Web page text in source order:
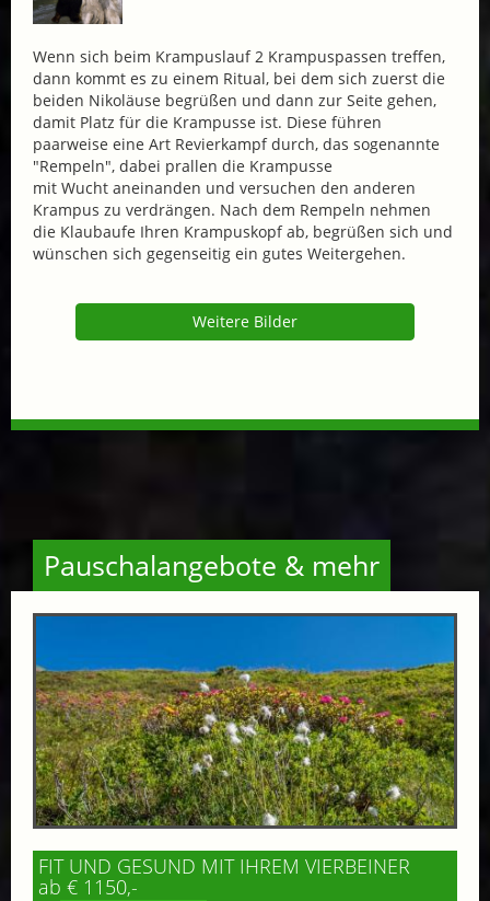
Wenn sich beim Krampuslauf 2 Krampuspassen treffen,
dann kommt es zu einem Ritual, bei dem sich zuerst die
beiden Nikoläuse begrüßen und dann zur Seite gehen,
damit Platz für die Krampusse ist. Diese führen
paarweise eine Art Revierkampf durch, das sogenannte
"Rempeln", dabei prallen die Krampusse
mit Wucht aneinanden und versuchen den anderen
Krampus zu verdrängen. Nach dem Rempeln nehmen
die Klaubaufe Ihren Krampuskopf ab, begrüßen sich und
wünschen sich gegenseitig ein gutes Weitergehen.
Weitere Bilder
Pauschalangebote & mehr
FIT UND GESUND MIT IHREM VIERBEINER
ab € 1150,-